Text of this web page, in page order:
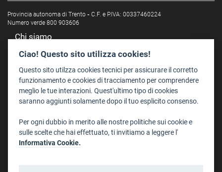
Provincia autonoma di Trento - C.F. e P.IVA: 00337460224
Numero verde 800 903606
Chi siamo
Redazione
Staff
Format - Centro Audiovisivi
Trentino Film Commission
Dove Siamo
Struttura di riferimento
Ciao! Questo sito utilizza cookies!
Questo sito utilzza cookies tecnici per assicurare il corretto
funzionamento e cookies di tracciamento per comprendere
meglio le tue interazioni. Quest'ultimo tipo di cookies
saranno aggiunti solamente dopo il tuo esplicito consenso.
Per ogni dubbio in merito alle nostre politiche sui cookie e
sulle scelte che hai effettuato, ti invitiamo a leggere l'
Informativa Cookie.